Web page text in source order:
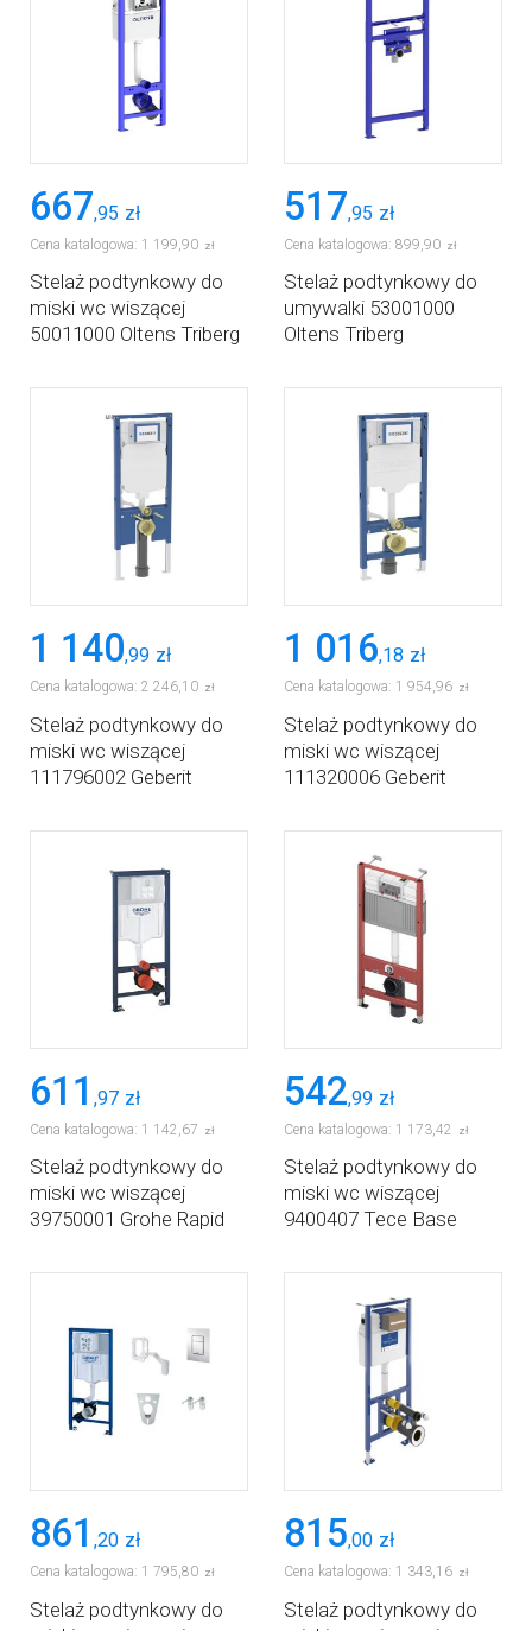
667,95 zł
Cena katalogowa: 1 199 90 zł
Stelaż podtynkowy do
miski wc wiszącej
50011000 Oltens Triberg
517,95 zł
Cena katalogowa: 899 90 zł
Stelaż podtynkowy do
umywalki 53001000
Oltens Triberg
1 140,99 zł
Cena katalogowa: 2 246,10 zł
Stelaż podtynkowy do
miski wc wiszącej
111796002 Geberit
1 016,18 zł
Cena katalogowa: 1 954,96 zł
Stelaż podtynkowy do
miski wc wiszącej
111320006 Geberit
611 ,97 zł
Cena katalogowa: 1 142 67 zł
Stelaż podtynkowy do
miski wc wiszącej
39750001 Grohe Rapid
542,99 zł
Cena katalogowa: 1 173 42 zł
Stelaż podtynkowy do
miski wc wiszącej
9400407 Tece Base
861 ,20 zł
Cena katalogowa: 1 795,80 zł
Stelaż podtynkowy do
815,00 zł
Cena katalogowa: 1 343,16 zł
Stelaż podtynkowy do